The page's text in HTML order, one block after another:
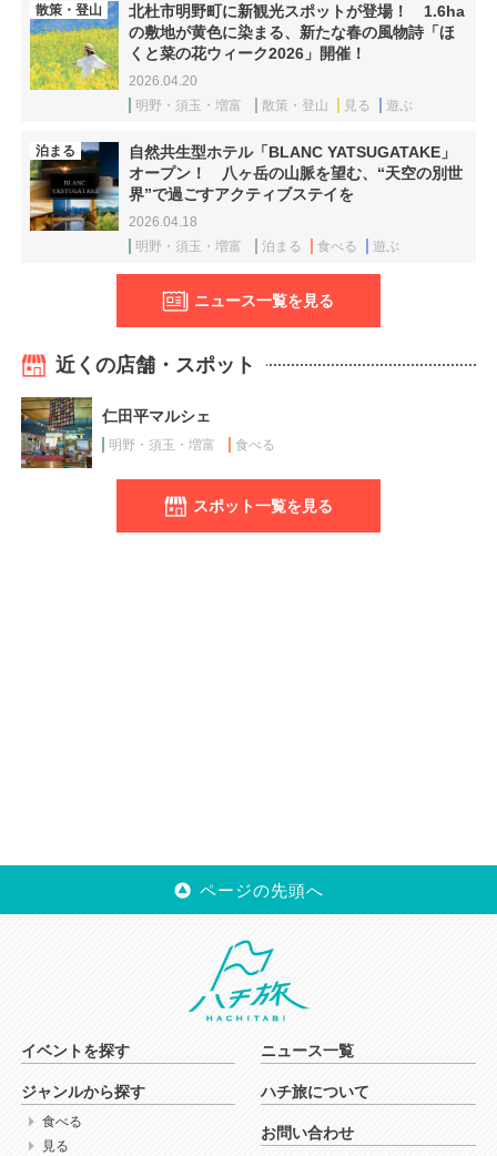
散策・登山
北杜市明野町に新観光スポットが登場！ 1.6ha
の敷地が黄色に染まる、新たな春の風物詩「ほ
くと菜の花ウィーク2026」開催！
2026.04.20
明野・須玉・増富
散策・登山 見る 遊ぶ
泊まる
自然共生型ホテル「BLANC YATSUGATAKE」
オープン！ 八ヶ岳の山脈を望む、“天空の別世
界”で過ごすアクティブステイを
2026.04.18
明野・須玉・増富
泊まる 食べる 遊ぶ
ニュース一覧を見る
近くの店舗・スポット
仁田平マルシェ
明野・須玉・増富 食べる
スポット一覧を見る
ページの先頭へ
イベントを探す
ジャンルから探す
食べる
見る
ニュース一覧
ハチ旅について
お問い合わせ